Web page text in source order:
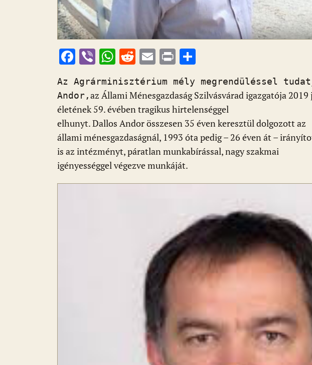
F
ac
e
b
o
o
k
Vi
er
W
h
at
s
A
p
p
R
e
d
di
t
E
ai
l
Pr
in
t za
m
e
g
Az Agrárminisztérium mély megrendüléssel
Andor, az Állami Ménesgazdaság Szilvásvárad igazgatója
életének 59. évében tragikus hirtelenséggel
elhunyt. Dallos Andor összesen 35 éven keresztül dolgozott az
állami ménesgazdaságnál, 1993 óta pedig – 26 éven át –
is az intézményt, páratlan munkabírással, nagy szakmai
igényességgel végezve munkáját.